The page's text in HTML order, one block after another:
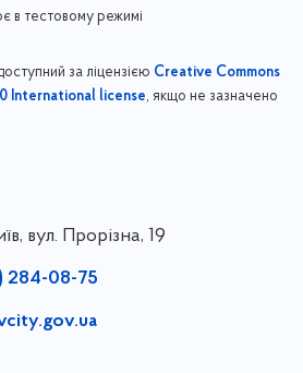
в тестовому режимі
за ліцензією Creative Commons
International license, якщо не зазначено
вул. Прорізна, 19
284-08-75